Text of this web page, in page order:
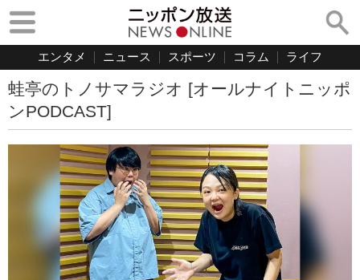
エンタメ ニュース スポーツ コラム ライフ
蛙亭のトノサマラジオ [オールナイトニッポ
ンPODCAST]